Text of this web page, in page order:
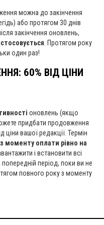
можна до закінчення
або протягом 30 днів
закінчення оновлень,
. Протягом року
один раз!
60% ВІД ЦІНИ
оновлень (якщо
придбати продовження
ціни вашої редакції. Термін
з моменту оплати рівно на
і встановити всі
період, поки ви не
повного року з моменту